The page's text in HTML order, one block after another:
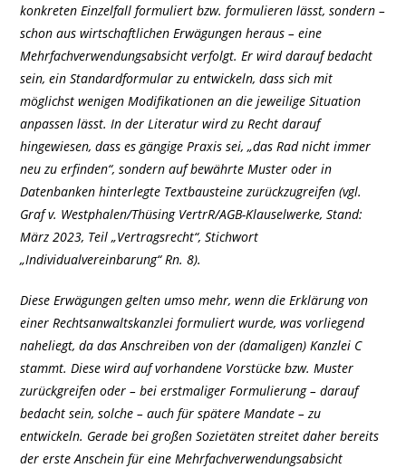
konkreten Einzelfall formuliert bzw. formulieren lässt, sondern –
schon aus wirtschaftlichen Erwägungen heraus – eine
Mehrfachverwendungsabsicht verfolgt. Er wird darauf bedacht
sein, ein Standardformular zu entwickeln, dass sich mit
möglichst wenigen Modifikationen an die jeweilige Situation
anpassen lässt. In der Literatur wird zu Recht darauf
hingewiesen, dass es gängige Praxis sei, „das Rad nicht immer
neu zu erfinden“, sondern auf bewährte Muster oder in
Datenbanken hinterlegte Textbausteine zurückzugreifen (vgl.
Graf v. Westphalen/Thüsing VertrR/AGB-Klauselwerke, Stand:
März 2023, Teil „Vertragsrecht“, Stichwort
„Individualvereinbarung“ Rn. 8).
Diese Erwägungen gelten umso mehr, wenn die Erklärung von
einer Rechtsanwaltskanzlei formuliert wurde, was vorliegend
naheliegt, da das Anschreiben von der (damaligen) Kanzlei C
stammt. Diese wird auf vorhandene Vorstücke bzw. Muster
zurückgreifen oder – bei erstmaliger Formulierung – darauf
bedacht sein, solche – auch für spätere Mandate – zu
entwickeln. Gerade bei großen Sozietäten streitet daher bereits
der erste Anschein für eine Mehrfachverwendungsabsicht